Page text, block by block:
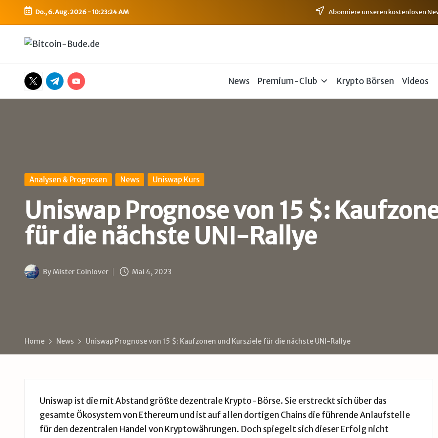
Skip
Do., 6. Aug. 2026-10:23:25 AM Abonniere unseren kostenlosen
B
i
t
n
-
B
u
d
e
Bitcoin,
DeFi
&
TwitterTelegram
YouTube News Premium-Club Krypto Börsen Videos
Posted
Analysen & Prognosen News Uniswap Kurs
Uniswap Prognose von 15 $:
für die nächste UNI-Rallye
Posted
By Mister Coinlover Mai 4, 2023
Home News Uniswap Prognose von 15 $: Kaufzonen und Kursziele für die nächste UNI-Rallye
Uniswap ist die mit Abstand größte dezentrale Krypto-Börse. Sie erstreckt sich über das
gesamte Ökosystem von Ethereum und ist auf allen dortigen Chains die führende Anlaufstelle
für den dezentralen Handel von Kryptowährungen. Doch spiegelt sich dieser Erfolg nicht